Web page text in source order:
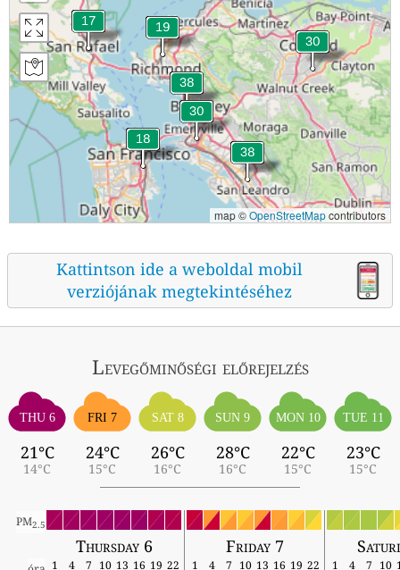
map ©OpenStreetMapcontributors
Kattintson ide a weboldal mobil
verziójának megtekintéséhez
Levegőminőségi előrejelzés
THU 6
21°C
14°C
FRI 7
24°C
15°C
SAT 8
26°C
16°C
SUN 9
28°C
16°C
MON 10
22°C
15°C
TUE 11
23°C
15°C
PM2.5
Thursday 6 Friday 7
1 4 7 10 13 16 19 22 1 4 7 10 13 16 19 22 1 4 7 10